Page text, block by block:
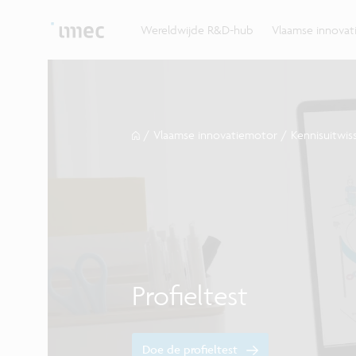
Wereldwijde R&D-hub Vlaamse
bedrijven, overheden en universiteiten.
Vlaamse innovatiemotor
Profieltest
Doe de profieltest